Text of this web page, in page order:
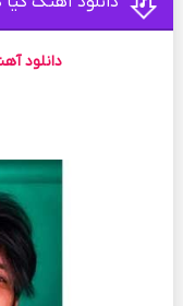
دانلود